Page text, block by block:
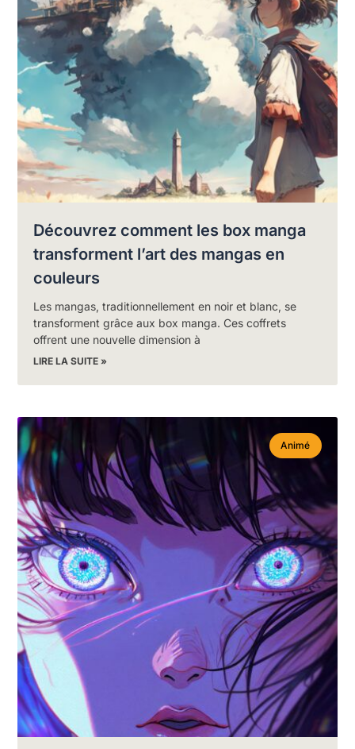
Découvrez comment les box manga
transforment l’art des mangas en
couleurs
Les mangas, traditionnellement en noir et blanc, se
transforment grâce aux box manga. Ces coffrets
offrent une nouvelle dimension à
LIRE LA SUITE »
Animé